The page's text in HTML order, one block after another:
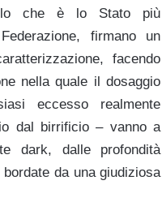
che è lo Stato più
firmano un
facendo
nella quale il dosaggio
eccesso realmente
dal birrificio – vanno a
dark, dalle profondità
da una giudiziosa